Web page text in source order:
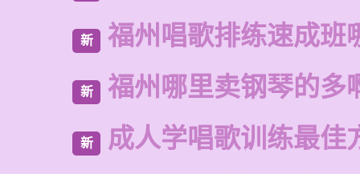
新 福州唱歌排练速成班
新 福州哪里卖钢琴的多
新 成人学唱歌训练最佳